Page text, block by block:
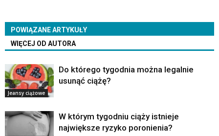
POWIĄZANE ARTYKUŁY
WIĘCEJ OD AUTORA
Jeansy ciążowe
Do którego tygodnia można legalnie
usunąć ciążę?
W którym tygodniu ciąży istnieje
największe ryzyko poronienia?